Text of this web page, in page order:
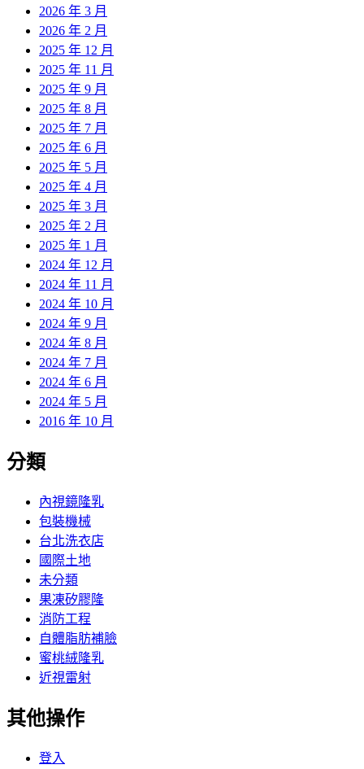
2026 年 3 月
2026 年 2 月
2025 年 12 月
2025 年 11 月
2025 年 9 月
2025 年 8 月
2025 年 7 月
2025 年 6 月
2025 年 5 月
2025 年 4 月
2025 年 3 月
2025 年 2 月
2025 年 1 月
2024 年 12 月
2024 年 11 月
2024 年 10 月
2024 年 9 月
2024 年 8 月
2024 年 7 月
2024 年 6 月
2024 年 5 月
2016 年 10 月
分類
內視鏡隆乳
包裝機械
台北洗衣店
國際土地
未分類
果凍矽膠隆
消防工程
自體脂肪補臉
蜜桃絨隆乳
近視雷射
其他操作
登入